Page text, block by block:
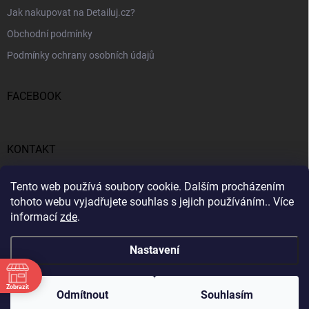
Tento web používá soubory cookie. Dalším procházením
tohoto webu vyjadřujete souhlas s jejich používáním.. Více
informací zde.
Nastavení
Odmítnout Souhlasím
Jak nakupovat na Detailuj.cz?
Obchodní podmínky
Podmínky ochrany osobních údajů
FACEBOOK
KONTAKT
gunar detailuj.cz
770192683
Copyright 2026 . Všechna práva vyhrazena.
Zobrazit